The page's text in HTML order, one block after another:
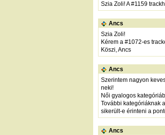
Szia Zoli! A #1159
Ancs
Szia Zoli!
Kérem a #1072-es
Köszi, Ancs
Ancs
Szerintem nagyon
neki!
Női gyalogos
További kategóriáknak
sikerült-e érinteni a
Ancs